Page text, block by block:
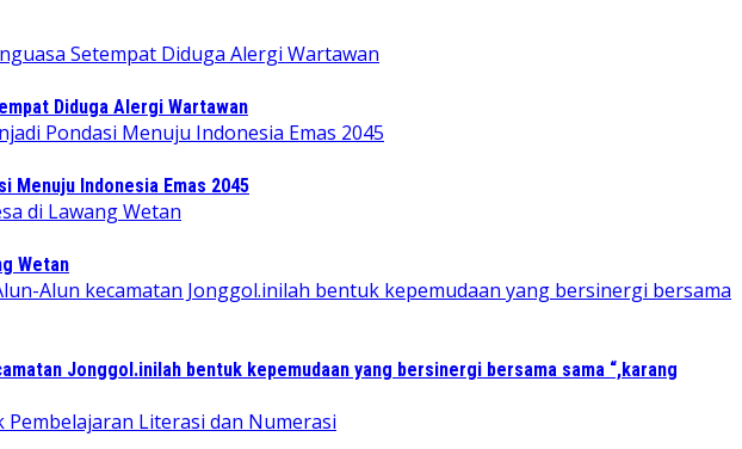
Diduga Alergi Wartawan
Menuju Indonesia Emas 2045
Wetan
Jonggol.inilah bentuk kepemudaan yang bersinergi bersama sama “,karang